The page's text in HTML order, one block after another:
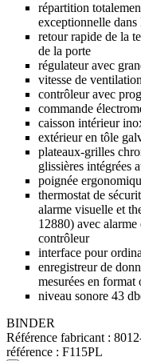
répartition
exceptionnelle dans
retour rapide de la
de la porte
régulateur avec
vitesse de
contrôleur avec
commande
caisson intérieur
extérieur en tôle
plateaux-grilles
glissières intégrées
poignée
thermostat de
alarme visuelle et
12880) avec
contrôleur
interface pour
enregistreur de
mesurées en
niveau sonore 43
BINDER
Référence fabricant :
référence : F115PL